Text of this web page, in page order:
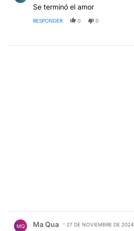
Se terminó el amor
RESPONDER 0 0
MQ Ma Qua 27 DE NOVIEMBRE DE 2024